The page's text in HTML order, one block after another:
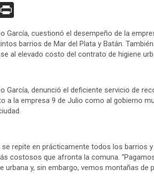
m
in
tF
ri
n
dl
García, cuestionó el desempeño de la
barrios de Mar del Plata y Batán.
al elevado costo del contrato de higiene
García, denunció el deficiente servicio de
a la empresa 9 de Julio como al gobierno
repite en prácticamente todos los barrios
costosos que afronta la comuna.
urbana y, sin embargo, vemos montañas de